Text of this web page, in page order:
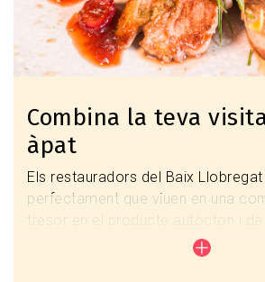
Combina la teva
àpat
Els restauradors del Baix
perfectament que viuen en una
No deixis passa l'oportunitat de